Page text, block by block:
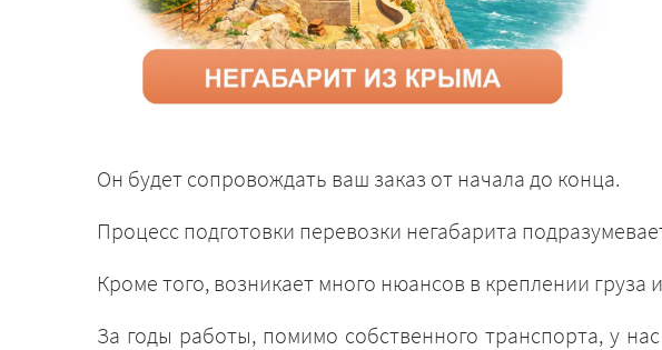
Он будет сопровождать ваш заказ от начала до конца.
Процесс подготовки перевозки негабарита
Кроме того, возникает много нюансов в креплении
За годы работы, помимо собственного транспорта, у